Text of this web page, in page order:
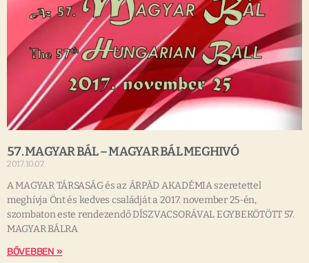
57. MAGYAR BÁL – MAGYAR BÁL MEGHIVÓ
2017.10.07.
A MAGYAR TÁRSASÁG és az ÁRPÁD AKADÉMIA szeretettel
meghívja Önt és kedves családját a 2017. november 25-én,
szombaton este rendezendő DÍSZVACSORÁVAL EGYBEKÖTÖTT 57.
MAGYAR BÁLRA
BŐVEBBEN »